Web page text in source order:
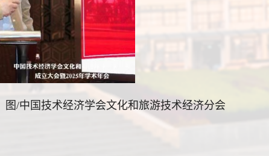
图/中国技术经济学会文化和旅游技术经济分会